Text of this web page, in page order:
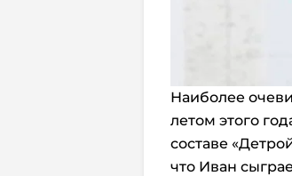
Наиболее
летом этого
составе
что Иван